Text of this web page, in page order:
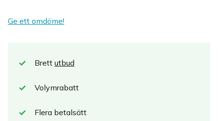
Ge ett omdöme!
Brett utbud
Volymrabatt
Flera betalsätt